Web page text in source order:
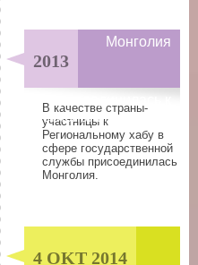
2013
Монголия
Региональному хабу
В качестве страны-
участницы к
Региональному хабу в
сфере государственной
службы присоединилась
Монголия.
4 OKT 2014